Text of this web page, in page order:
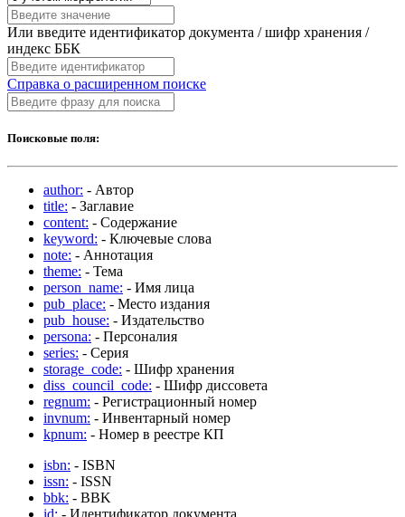
Или введите идентификатор документа / шифр хранения /
индекс ББК
Справка о расширенном поиске
Поисковые поля:
author: - Автор
title: - Заглавие
content: - Содержание
keyword: - Ключевые слова
note: - Аннотация
theme: - Тема
person_name: - Имя лица
pub_place: - Место издания
pub_house: - Издательство
persona: - Персоналия
series: - Серия
storage_code: - Шифр хранения
diss_council_code: - Шифр диссовета
regnum: - Регистрационный номер
invnum: - Инвентарный номер
kpnum: - Номер в реестре КП
isbn: - ISBN
issn: - ISSN
bbk: - BBK